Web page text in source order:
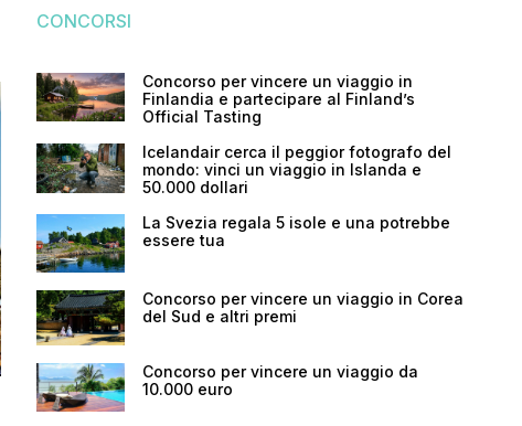
CONCORSI
Concorso per vincere un viaggio in
Finlandia e partecipare al Finland’s
Official Tasting
Icelandair cerca il peggior fotografo del
mondo: vinci un viaggio in Islanda e
50.000 dollari
La Svezia regala 5 isole e una potrebbe
essere tua
Concorso per vincere un viaggio in Corea
del Sud e altri premi
Concorso per vincere un viaggio da
10.000 euro